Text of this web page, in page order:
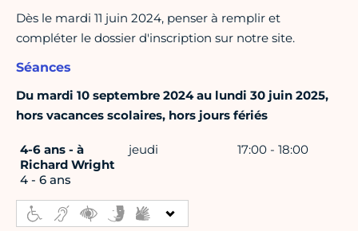
Dès le mardi 11 juin 2024, penser à remplir et
compléter le dossier d'inscription sur notre site.
Séances
Du mardi 10 septembre 2024 au lundi 30 juin 2025,
hors vacances scolaires, hors jours fériés
4-6 ans - à
Richard Wright
4 - 6 ans
jeudi 17:00 - 18:00